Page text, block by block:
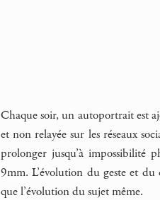
Chaque soir, un autoportrait est
et non relayée sur les réseaux
prolonger jusqu’à
9mm. L’évolution du geste et
que l’évolution du sujet même.